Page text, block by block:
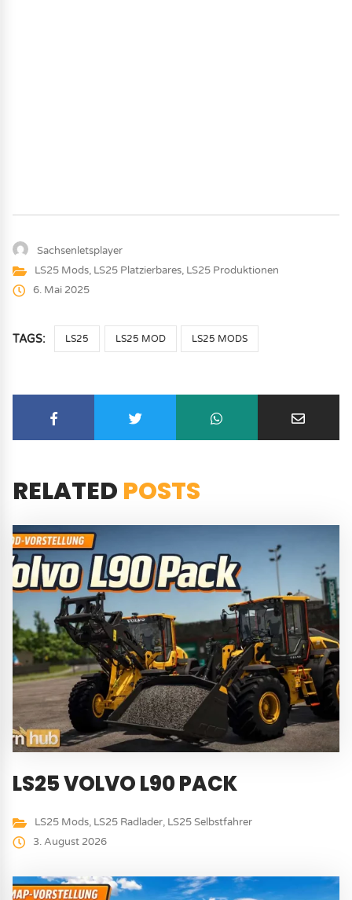
Sachsenletsplayer
LS25 Mods, LS25 Platzierbares, LS25 Produktionen
6. Mai 2025
TAGS: LS25 LS25 MOD LS25 MODS
RELATED POSTS
LS25 VOLVO L90 PACK
LS25 Mods, LS25 Radlader, LS25 Selbstfahrer
3. August 2026